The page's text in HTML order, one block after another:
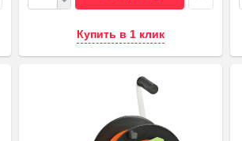
Купить в 1 клик